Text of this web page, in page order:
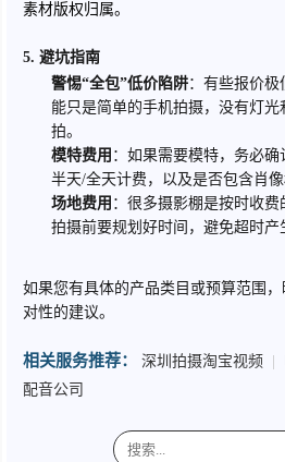
素材版权归属。
5. 避坑指南
警惕“全包”低价陷阱：有些报价极
能只是简单的手机拍摄，没有灯
拍。
模特费用 ：如果需要模特，务必
半天/全天计费，以及是否包含肖像
场地费用 ：很多摄影棚是按时收费
拍摄前要规划好时间，避免超时产
如果您有具体的产品类目或预算范围
对性的建议。
相关服务推荐： 深圳拍摄淘宝视频
配音公司